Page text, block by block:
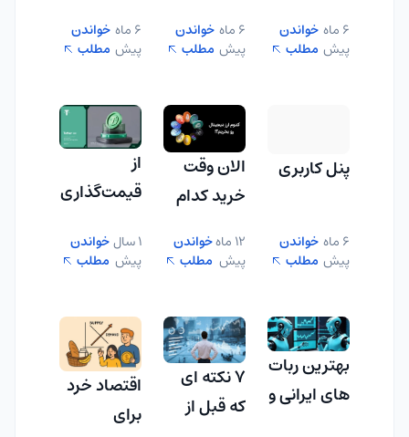
6 ماه
پیش
خواندن
مطلب
6 ماه
پیش
خواندن
مطلب
6 ماه
پیش
خواندن
مطلب
پنل کاربری
6 ماه
پیش
خواندن
مطلب
الان وقت
خرید کدام
است؟!
12 ماه
پیش
خواندن
مطلب
از
قیمت‌گذاری
امنیت بالا؛
بیت‌پین به
انتخاب اول
کاربران تتر
تبدیل شد؟
1 سال
پیش
خواندن
مطلب
بهترین ربات
های ایرانی و
7 نکته ای
که قبل از
اقتصاد خرد
برای